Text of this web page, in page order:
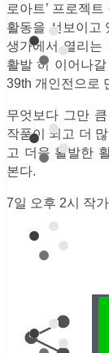
로아트’ 프로젝
활동을 선보이고
생가에서 열리는
활발 히 이어나
39th 개인전으로
무엇보다 그만
작품이 되고 더
고 더욱 활발한
본다.
7일 오후 2시 작